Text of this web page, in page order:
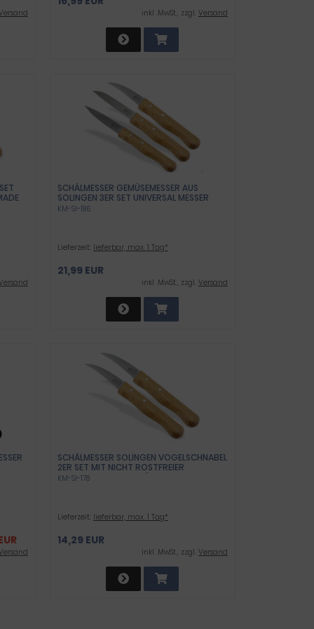
inkl .MwSt., zzgl. Versand
SCHÄLMESSER GEMÜSEMESSER AUS
SOLINGEN 3ER SET UNIVERSAL MESSER
MADE IN GERMANY ALLZWECKMESSER
KLINGENSCHUTZ
KM-SI-186
Lieferzeit: lieferbar, max. 1 Tag*
21,99 EUR
inkl .MwSt., zzgl. Versand
SCHÄLMESSER SOLINGEN VOGELSCHNABEL
2ER SET MIT NICHT ROSTFREIER
GEBOGENER KLINGE KÜCHENMESSER
OBST UND GEMÜSE
KM-SI-178
Lieferzeit: lieferbar, max. 1 Tag*
14,29 EUR
inkl .MwSt., zzgl. Versand